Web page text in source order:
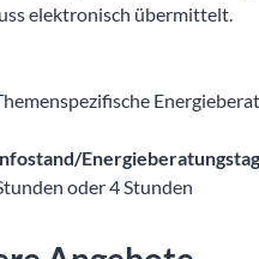
elektronisch übermittelt.
oder 4 Stunden